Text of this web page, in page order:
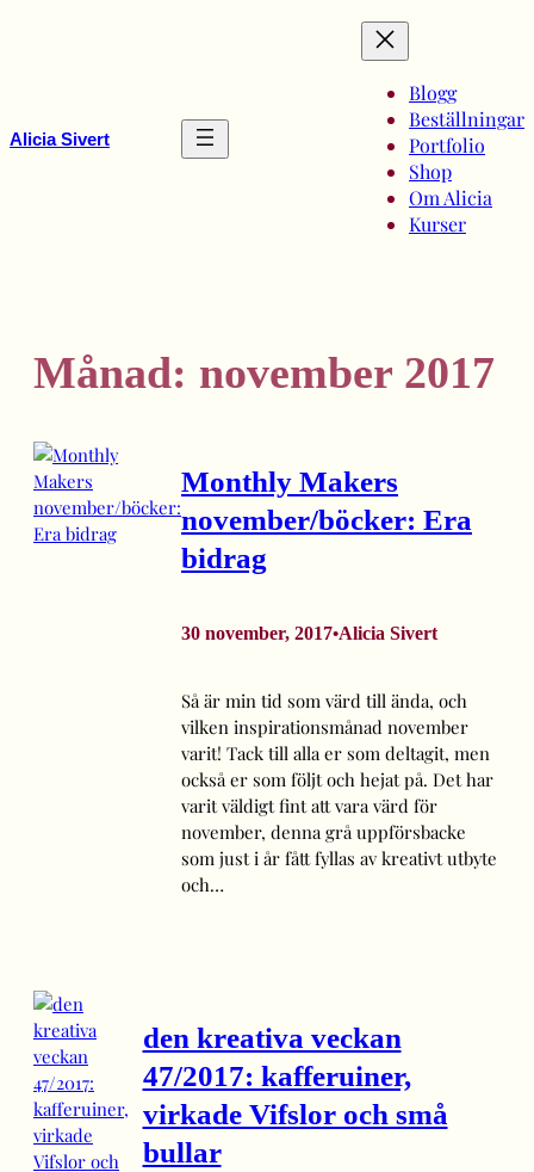
Alicia Sivert
Blogg
Beställningar
Portfolio
Shop
Om Alicia
Kurser
Månad: november 2017
Monthly Makers
november/böcker: Era
bidrag
30 november, 2017•Alicia Sivert
Så är min tid som värd till ända, och
vilken inspirationsmånad november
varit! Tack till alla er som deltagit, men
också er som följt och hejat på. Det har
varit väldigt fint att vara värd för
november, denna grå uppförsbacke
som just i år fått fyllas av kreativt utbyte
och…
den kreativa veckan
47/2017: kafferuiner,
virkade Vifslor och små
bullar